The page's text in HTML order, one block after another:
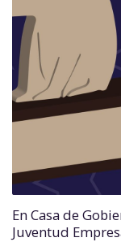
En Casa de
Juventud